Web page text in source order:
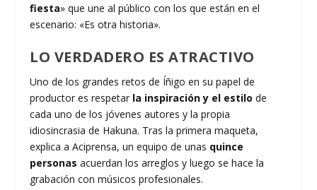
fiesta» que une al público con los que están en el
escenario: «Es otra historia».
LO VERDADERO ES ATRACTIVO
Uno de los grandes retos de Íñigo en su papel de
productor es respetar la inspiración y el estilo de
cada uno de los jóvenes autores y la propia
idiosincrasia de Hakuna. Tras la primera maqueta,
explica a Aciprensa, un equipo de unas quince
personas acuerdan los arreglos y luego se hace la
grabación con músicos profesionales.